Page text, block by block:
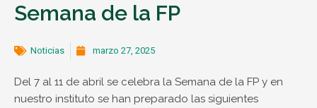
Semana de la FP
Noticias marzo 27, 2025
Del 7 al 11 de abril se celebra la Semana de la FP y en
nuestro instituto se han preparado las siguientes